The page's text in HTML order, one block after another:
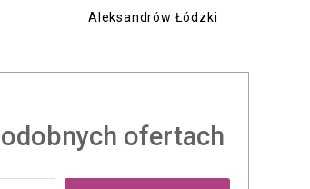
Aleksandrów Łódzki
ofertach